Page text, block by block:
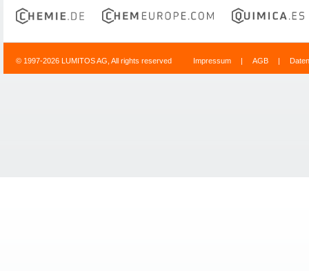
© 1997-2026 LUMITOS AG, All rights reserved Impressum | AGB |